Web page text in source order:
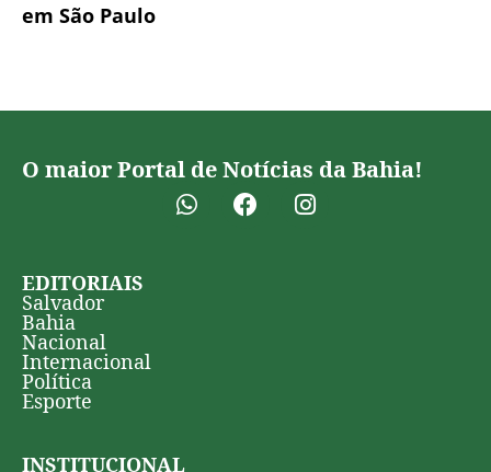
em São Paulo
O maior Portal de Notícias da Bahia!
EDITORIAIS
Salvador
Bahia
Nacional
Internacional
Política
Esporte
INSTITUCIONAL